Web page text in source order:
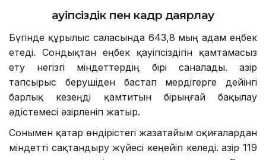
Қауіпсіздік пен кадр даярлау
Бүгінде құрылыс саласында 643,8 мың адам еңбек
етеді. Сондықтан еңбек қауіпсіздігін қамтамасыз
ету негізгі міндеттердің бірі саналады. Қазір
тапсырыс берушіден бастап мердігерге дейінгі
барлық кезеңді қамтитын бірыңғай бақылау
әдістемесі әзірленіп жатыр.
Сонымен қатар өндірістегі жазатайым оқиғалардан
міндетті сақтандыру жүйесі кеңейіп келеді. Қазір 119